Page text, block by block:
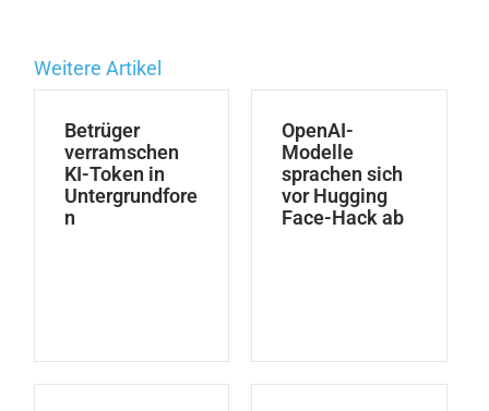
Weitere Artikel
Betrüger
verramschen
KI-Token in
Untergrundfore
n
OpenAI-
Modelle
sprachen sich
vor Hugging
Face-Hack ab